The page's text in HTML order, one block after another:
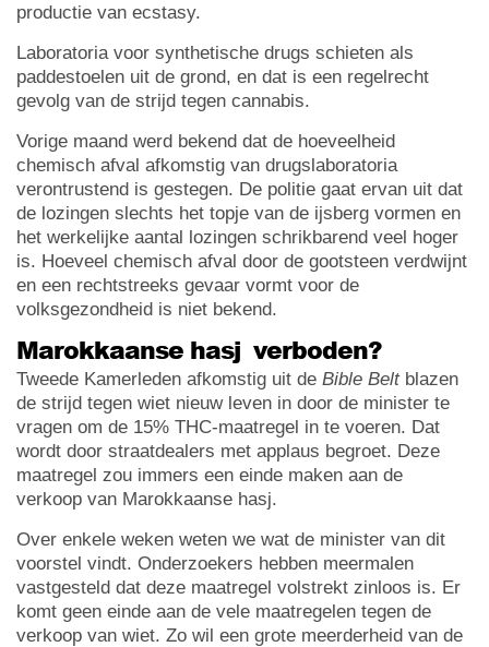
productie van ecstasy.
Laboratoria voor synthetische drugs schieten als
paddestoelen uit de grond, en dat is een regelrecht
gevolg van de strijd tegen cannabis.
Vorige maand werd bekend dat de hoeveelheid
chemisch afval afkomstig van drugslaboratoria
verontrustend is gestegen. De politie gaat ervan uit dat
de lozingen slechts het topje van de ijsberg vormen en
het werkelijke aantal lozingen schrikbarend veel hoger
is. Hoeveel chemisch afval door de gootsteen verdwijnt
en een rechtstreeks gevaar vormt voor de
volksgezondheid is niet bekend.
Marokkaanse hasj verboden?
Tweede Kamerleden afkomstig uit de Bible Beltblazen
de strijd tegen wiet nieuw leven in door de minister te
vragen om de 15% THC-maatregel in te voeren. Dat
wordt door straatdealers met applaus begroet. Deze
maatregel zou immers een einde maken aan de
verkoop van Marokkaanse hasj.
Over enkele weken weten we wat de minister van dit
voorstel vindt. Onderzoekers hebben meermalen
vastgesteld dat deze maatregel volstrekt zinloos is. Er
komt geen einde aan de vele maatregelen tegen de
verkoop van wiet. Zo wil een grote meerderheid van de